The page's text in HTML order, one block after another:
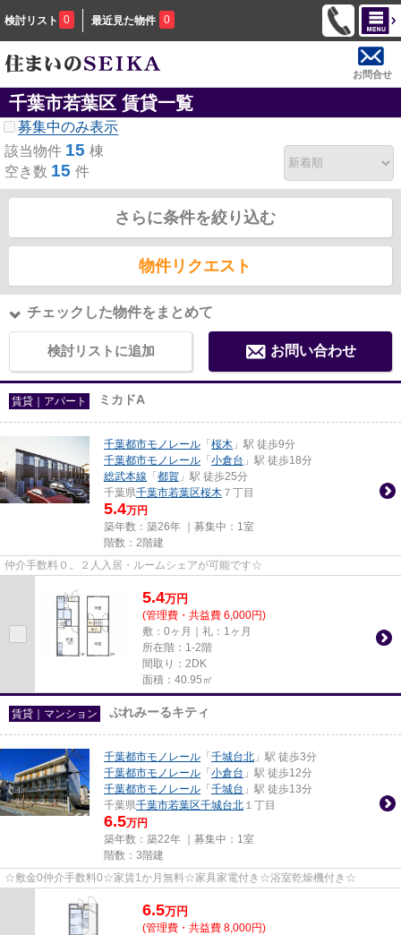
検討リスト 0 最近見た物件 0
お問合せ
千葉市若葉区 賃貸一覧
募集中のみ表示
該当物件 15 棟
空き数 15 件
さらに条件を絞り込む
物件リクエスト
チェックした物件をまとめて
検討リストに追加 お問い合わせ
賃貸｜アパート ミカドA
千葉都市モノレール 「 桜木 」駅 徒歩9分
千葉都市モノレール 「 小倉台 」駅 徒歩18分
総武本線 「 都賀 」駅 徒歩25分
千葉県千葉市若葉区桜木 ７丁目
5.4万円
築年数：築26年 ｜募集中： 1室
階数：2階建
仲介手数料０。２人入居・ルームシェアが可能です☆
5.4万円
(管理費・共益費 6,000円)
敷：0ヶ月｜礼：1ヶ月
所在階：1-2階
間取り：2DK
面積：40.95㎡
賃貸｜マンション ぷれみーるキティ
千葉都市モノレール 「 千城台北 」駅 徒歩3分
千葉都市モノレール 「 小倉台 」駅 徒歩12分
千葉都市モノレール 「 千城台 」駅 徒歩13分
千葉県千葉市若葉区千城台北 １丁目
6.5万円
築年数：築22年 ｜募集中： 1室
階数：3階建
☆敷金0仲介手数料0☆家賃1か月無料☆家具家電付き☆浴室乾燥機付き☆
6.5万円
(管理費・共益費 8,000円)